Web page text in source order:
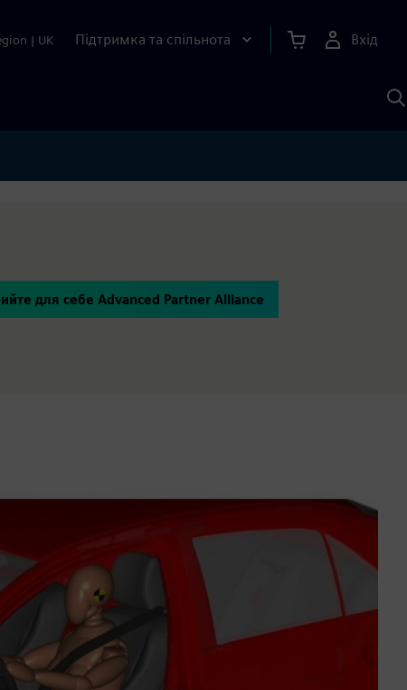
| UK Підтримка та спільнота Вхід
для себе Advanced Partner Alliance